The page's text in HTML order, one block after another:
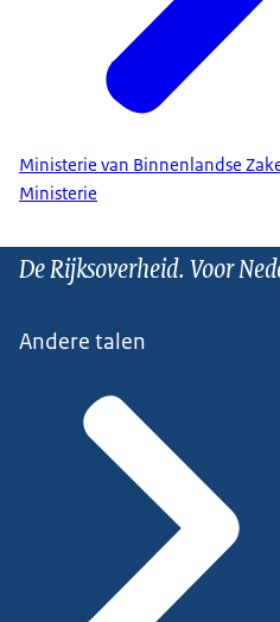
Ministerie van Binnenlandse
Ministerie
De Rijksoverheid. Voor
Andere talen